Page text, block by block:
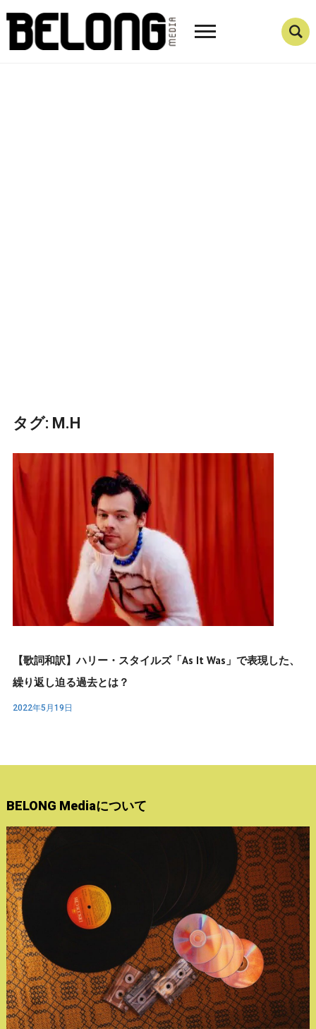
タグ: M.H
【歌詞和訳】ハリー・スタイルズ「As It Was」で表現した、
繰り返し迫る過去とは？
2022年5月19日
BELONG Mediaについて